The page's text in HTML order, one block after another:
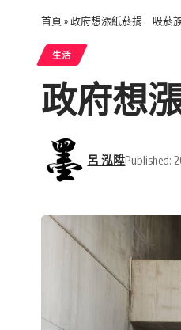
首頁 »政府想漲紙菸捐 吸菸
生活
政府想
呂 泓陞Published: